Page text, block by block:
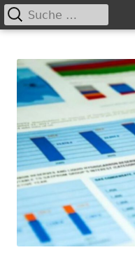
zum
Inhalt
Primäres
Suche